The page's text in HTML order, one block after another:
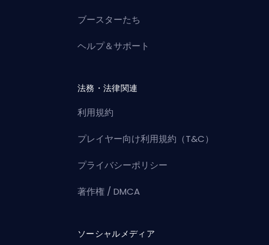
ブースターたち
ヘルプ＆サポート
法務・法律関連
利用規約
プレイヤー向け利用規約（T&C）
プライバシーポリシー
著作権 / DMCA
ソーシャルメディア